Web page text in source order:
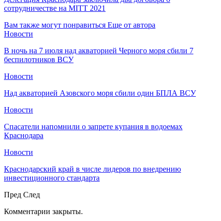
сотрудничестве на MITT 2021
Вам также могут понравиться Еще от автора
Новости
В ночь на 7 июля над акваторией Черного моря сбили 7
беспилотников ВСУ
Новости
Над акваторией Азовского моря сбили один БПЛА ВСУ
Новости
Спасатели напомнили о запрете купания в водоемах
Краснодара
Новости
Краснодарский край в числе лидеров по внедрению
инвестиционного стандарта
Пред След
Комментарии закрыты.